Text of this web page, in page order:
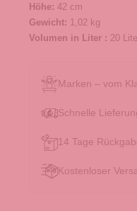
Höhe: 42 cm
Gewicht: 1,02 kg
Volumen in Liter : 20
Marken – vom
Schnelle
14 Tage
Kostenloser